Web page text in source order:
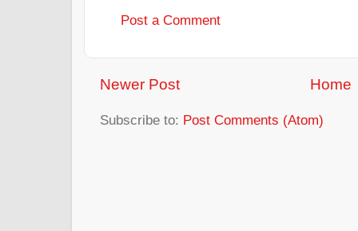
Post a Comment
Newer Post Home
Subscribe to: Post Comments (Atom)